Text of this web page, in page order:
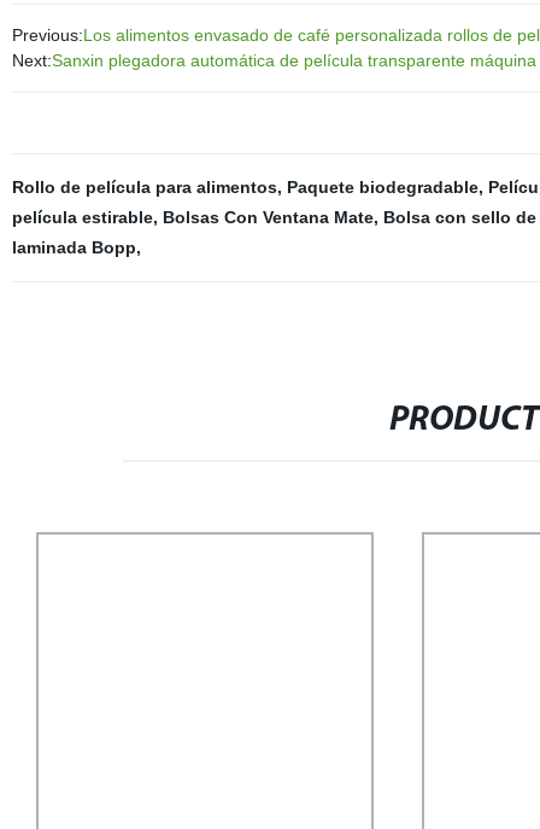
Previous:Los alimentos envasado de café personalizada rollos de
Next:Sanxin plegadora automática de película transparente
Rollo de película para alimentos, Paquete biodegradable,
película estirable, Bolsas Con Ventana Mate, Bolsa con sello
laminada Bopp,